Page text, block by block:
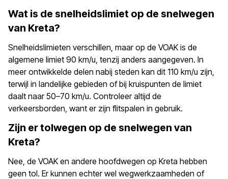
Wat is de snelheidslimiet op de snelwegen
van Kreta?
Snelheidslimieten verschillen, maar op de VOAK is de
algemene limiet 90 km/u, tenzij anders aangegeven. In
meer ontwikkelde delen nabij steden kan dit 110 km/u zijn,
terwijl in landelijke gebieden of bij kruispunten de limiet
daalt naar 50–70 km/u. Controleer altijd de
verkeersborden, want er zijn flitspalen in gebruik.
Zijn er tolwegen op de snelwegen van
Kreta?
Nee, de VOAK en andere hoofdwegen op Kreta hebben
geen tol. Er kunnen echter wel wegwerkzaamheden of